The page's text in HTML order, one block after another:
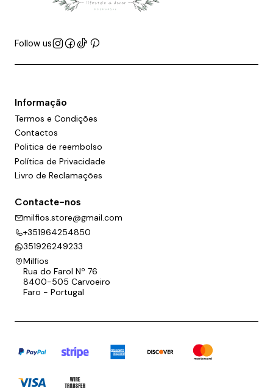
Follow us
Informação
Termos e Condições
Contactos
Politica de reembolso
Política de Privacidade
Livro de Reclamações
Contacte-nos
milfios.store@gmail.com
+351964254850
351926249233
Milfios
Rua do Farol Nº 76
8400-505 Carvoeiro
Faro - Portugal